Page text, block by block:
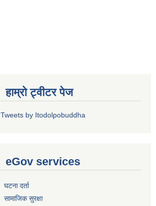
हाम्रो ट्वीटर पेज
Tweets by Itodolpobuddha
eGov services
घटना दर्ता
सामाजिक सुरक्षा